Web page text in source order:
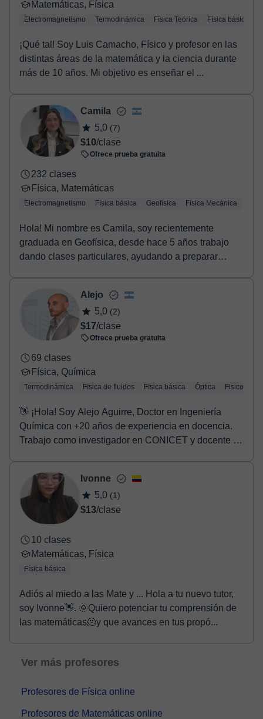
Matemáticas, Física
Electromagnetismo Termodinámica Física Teórica Física básica
¡Qué tal! Soy Luis Camacho, Físico y profesor en las
distintas áreas de la matemática y la ciencia durante
más de 10 años. Mi objetivo es enseñar el ...
Camila
5,0 (7)
$10/clase
Ofrece prueba gratuita
232 clases
Física, Matemáticas
Electromagnetismo Física básica Geofísica Física Mecánica
Hola! Mi nombre es Camila, soy recientemente
graduada en Geofísica, desde hace 5 años trabajo
dando clases particulares, ayudando a preparar
Alejo
5,0 (2)
$17/clase
Ofrece prueba gratuita
69 clases
Física, Química
Termodinámica Física de fluidos Física básica Óptica
👋 ¡Hola! Soy Alejo Aguirre, Doctor en Ingeniería
Química con +20 años de experiencia en docencia.
Trabajo como investigador en CONICET y docente en
Ivonne
5,0 (1)
$13/clase
10 clases
Matemáticas, Física
Física básica
Adiós al miedo a las Mate y ... Hola a tu nuevo tutor,
soy Ivonne👋. 🌞Quiero potenciar tu comprensión de
las matemáticas🫠y que avances en tus propó...
Ver más profesores
Profesores de Física online
Profesores de Matemáticas online